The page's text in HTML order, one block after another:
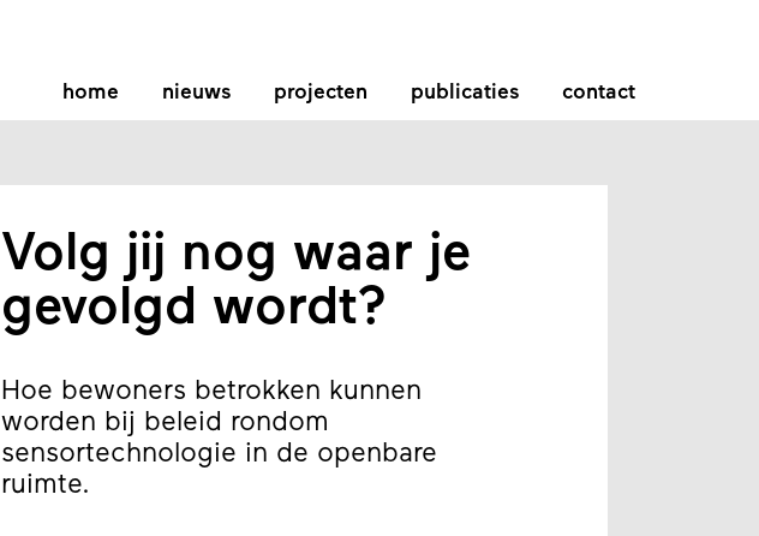
home nieuws projecten publicaties contact
Volg jij nog waar je
gevolgd wordt?
Hoe bewoners betrokken kunnen
worden bij beleid rondom
sensortechnologie in de openbare
ruimte.